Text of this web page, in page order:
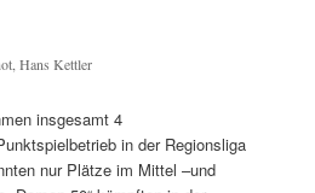
Hans Kettler
insgesamt 4
in der Regionsliga
nur Plätze im Mittel –und